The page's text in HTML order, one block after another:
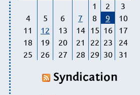
1
2
3
4
5 6 7 8 9
10
11
12 13 14 15 16
17
18
19 20 21 22 23
24
25
26 27 28 29 30 31
Syndication